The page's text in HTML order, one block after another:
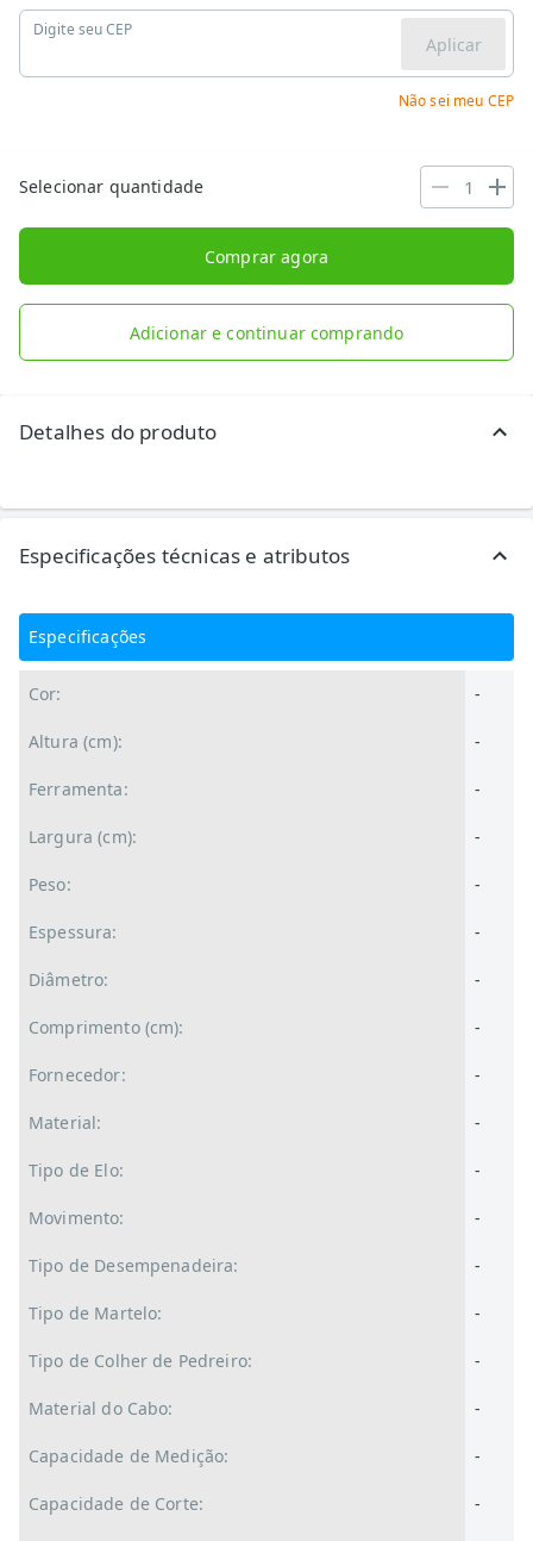
Digite seu CEP
Aplicar
Não sei meu CEP
Selecionar quantidade
Comprar agora
Adicionar e continuar comprando
Detalhes do produto
Especificações técnicas e atributos
Especificações
Cor: -
Altura (cm): -
Ferramenta: -
Largura (cm): -
Peso: -
Espessura: -
Diâmetro: -
Comprimento (cm): -
Fornecedor: -
Material: -
Tipo de Elo: -
Movimento: -
Tipo de Desempenadeira: -
Tipo de Martelo: -
Tipo de Colher de Pedreiro: -
Material do Cabo: -
Capacidade de Medição: -
Capacidade de Corte: -